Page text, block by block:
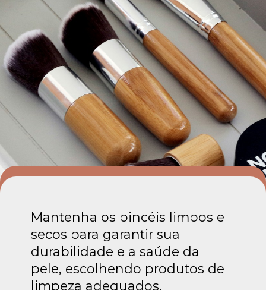
Mantenha os pincéis limpos e
secos para garantir sua
durabilidade e a saúde da
pele, escolhendo produtos de
limpeza adequados.